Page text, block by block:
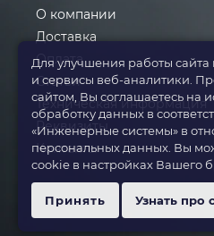
О компании
Доставка
Оплата
Статьи
Техническая информация
Реквизиты
Контакты
Для улучшения работы
и сервисы веб-аналитики.
сайтом, Вы соглашаетесь на
обработку данных в
«Инженерные системы» в
персональных данных. Вы
cookie в настройках Вашего
Принять Узнать про